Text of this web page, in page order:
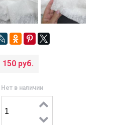
150 руб.
Нет в наличии